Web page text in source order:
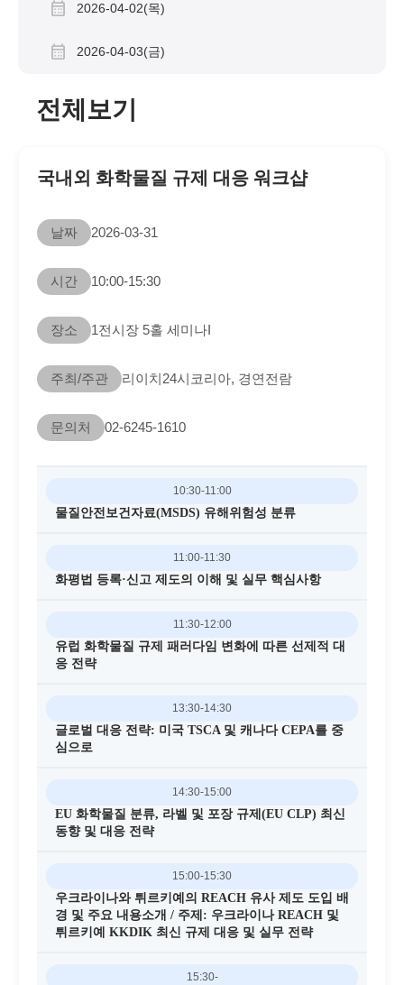
2026-04-02(목)
2026-04-03(금)
전체보기
국내외 화학물질 규제 대응 워크샵
날짜 2026-03-31
시간 10:00-15:30
장소 1전시장 5홀 세미나I
주최/주관 리이치24시코리아, 경연전람
문의처 02-6245-1610
10:30-11:00
물질안전보건자료(MSDS) 유해위험성 분류
11:00-11:30
화평법 등록·신고 제도의 이해 및 실무 핵심사항
11:30-12:00
유럽 화학물질 규제 패러다임 변화에 따른 선제적 대
응 전략
13:30-14:30
글로벌 대응 전략: 미국 TSCA 및 캐나다 CEPA를 중
심으로
14:30-15:00
EU 화학물질 분류, 라벨 및 포장 규제(EU CLP) 최신
동향 및 대응 전략
15:00-15:30
우크라이나와 튀르키예의 REACH 유사 제도 도입 배
경 및 주요 내용소개 / 주제: 우크라이나 REACH 및
튀르키예 KKDIK 최신 규제 대응 및 실무 전략
15:30-